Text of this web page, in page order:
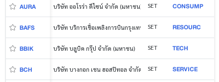
AURA บริษัท ออโรร่า ดีไซน์ จำกัด (มหาชน) SET CONSUMP
BAFS บริษัท บริการเชื้อเพลิงการบินกรุงเทพ จำกัด (มหาชน)
SET RESOURC
BBIK บริษัท บลูบิค กรุ๊ป จำกัด (มหาชน) SET TECH
BCH บริษัท บางกอก เชน ฮอสปิทอล จำกัด (มหาชน)
SET SERVICE